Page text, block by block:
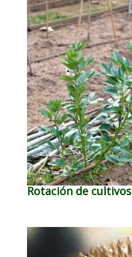
Rotación de cultivos